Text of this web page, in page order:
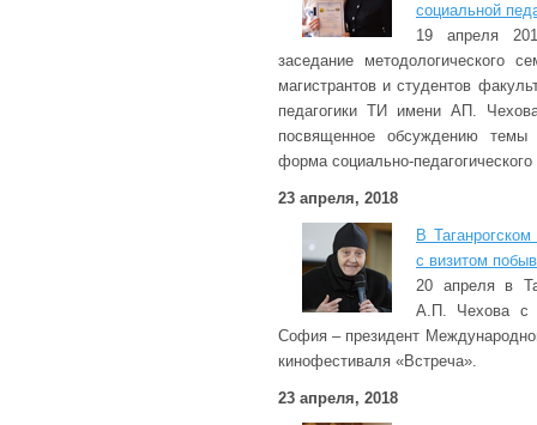
социальной
19 апреля
заседание методологического
магистрантов и студентов
педагогики ТИ имени АП.
посвященное обсуждению темы
форма социально-педагогического
23 апреля, 2018
В
с визитом
20 апреля в
А.П. Чехова с
София – президент
кинофестиваля «Встреча».
23 апреля, 2018